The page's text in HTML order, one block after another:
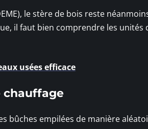
le stère de bois reste
il faut bien comprendre les unités
usées efficace
chauffage
bûches empilées de manière